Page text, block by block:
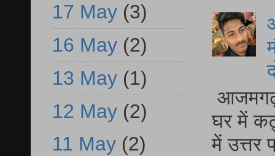
घर में
में
17 May (3)
16 May (2)
13 May (1)
12 May (2)
11 May (2)